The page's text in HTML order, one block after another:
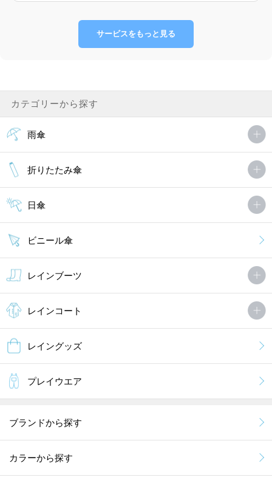
サービスをもっと見る
カテゴリーから探す
雨傘
折りたたみ傘
日傘
ビニール傘
レインブーツ
レインコート
レイングッズ
プレイウエア
ブランドから探す
カラーから探す